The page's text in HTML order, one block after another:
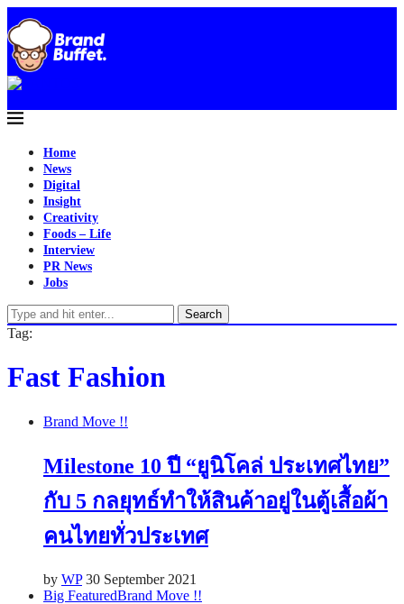
Home
News
Digital
Insight
Creativity
Foods – Life
Interview
PR News
Jobs
Search
Tag:
Fast Fashion
Brand Move !!
Milestone 10 ปี “ยูนิโคล่ ประเทศไทย”
กับ 5 กลยุทธ์ทำให้สินค้าอยู่ในตู้เสื้อผ้า
คนไทยทั่วประเทศ
by WP 30 September 2021
Big FeaturedBrand Move !!